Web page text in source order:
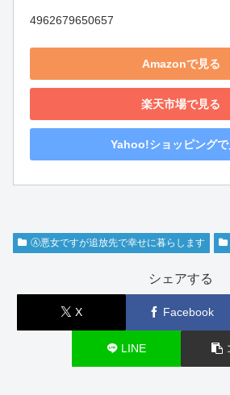
4962679650657
Amazonで見る
楽天市場で見る
Yahoo!ショッピングで
Ⓐ悪女ですが追放先で幸せに暮らします
シェアする
X Facebook
LINE